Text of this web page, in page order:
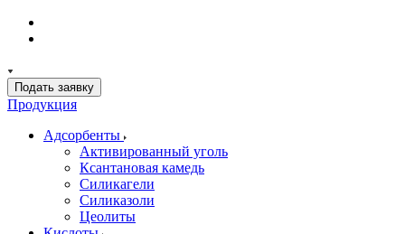
Подать заявку
Продукция
Адсорбенты
Активированный уголь
Ксантановая камедь
Силикагели
Силиказоли
Цеолиты